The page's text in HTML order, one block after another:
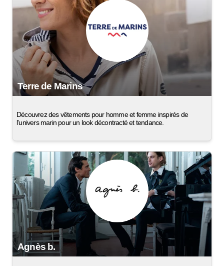
Terre de Marins
Découvrez des vêtements pour homme et femme inspirés de
l'univers marin pour un look décontracté et tendance.
Agnès b.